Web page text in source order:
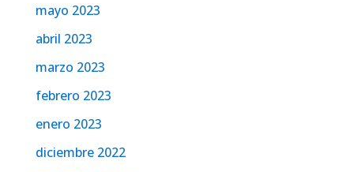
mayo 2023
abril 2023
marzo 2023
febrero 2023
enero 2023
diciembre 2022